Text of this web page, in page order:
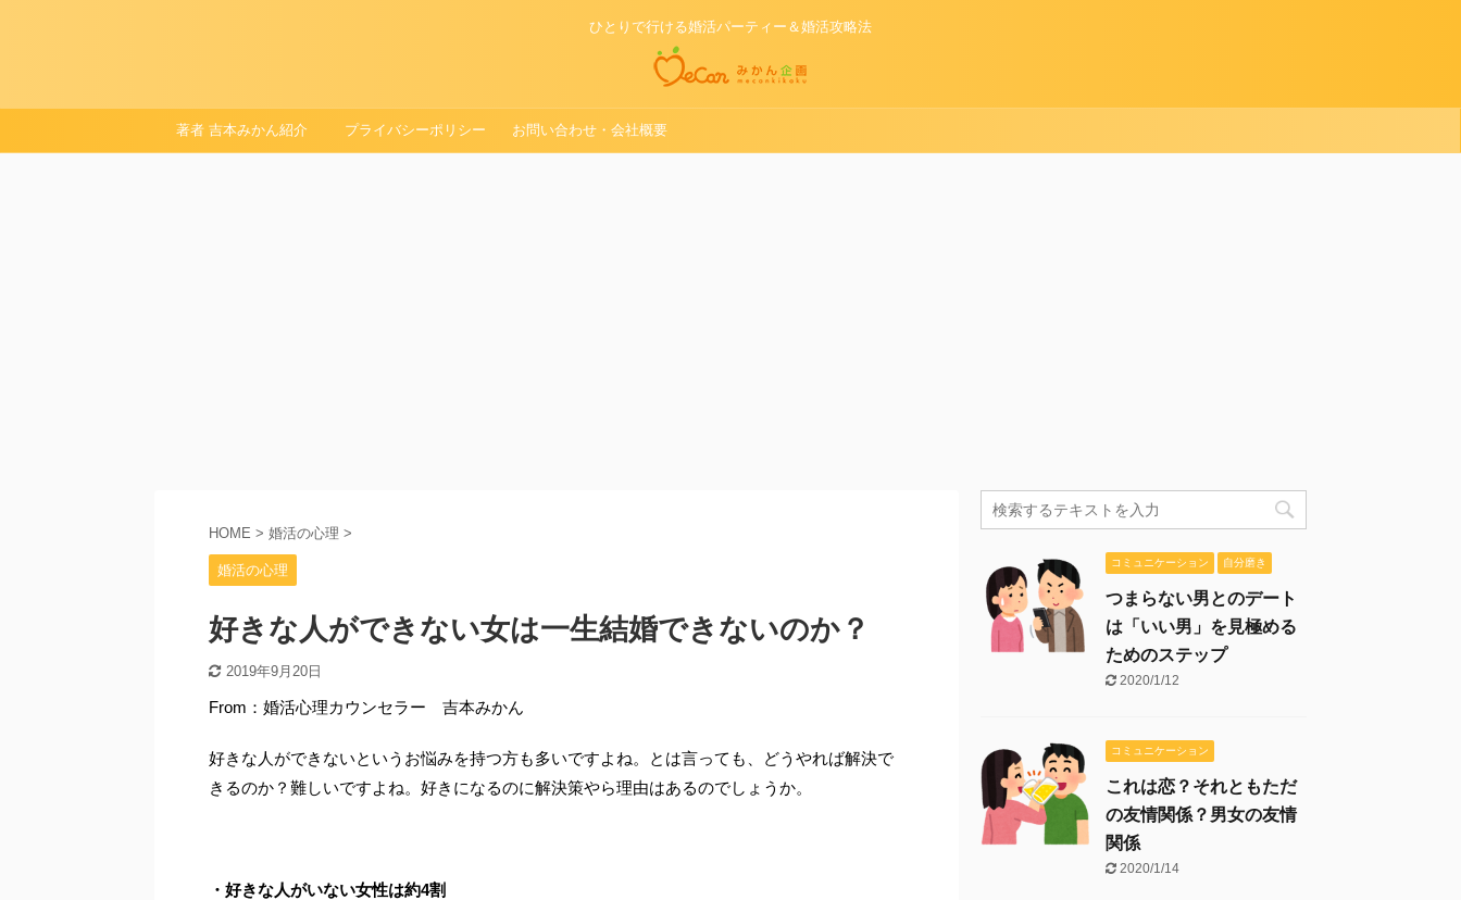
ひとりで行ける婚活パーティー＆婚活攻略法
著者 吉本みかん紹介 プライバシーポリシー お問い合わせ・会社概要
HOME > 婚活の心理 >
婚活の心理
好きな人ができない女は一生結婚できないのか？
2019年9月20日
From：婚活心理カウンセラー 吉本みかん
好きな人ができないというお悩みを持つ方も多いですよね。とは言っても、どうやれば解決で
きるのか？難しいですよね。好きになるのに解決策やら理由はあるのでしょうか。
・好きな人がいない女性は約4割
コミュニケーション 自分磨き
つまらない男とのデート
は「いい男」を見極める
ためのステップ
2020/1/12
コミュニケーション
これは恋？それともただ
の友情関係？男女の友情
関係
2020/1/14